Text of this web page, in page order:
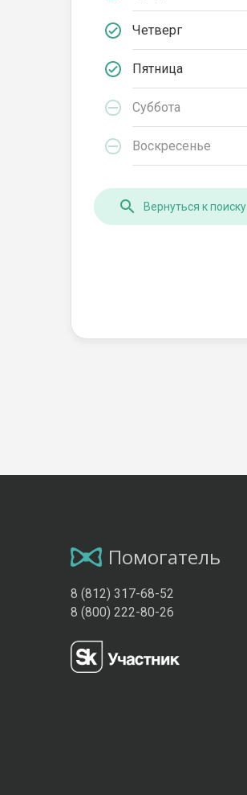
Четверг
Пятница
Суббота
Воскресенье
Вернуться к поиску
Помогатель
8 (812) 317-68-52
8 (800) 222-80-26